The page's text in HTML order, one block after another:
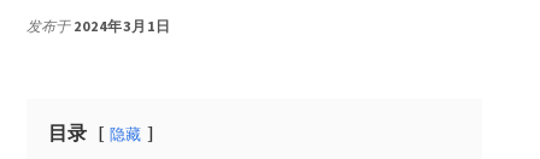
发布于 2024年3月1日
目录 隐藏